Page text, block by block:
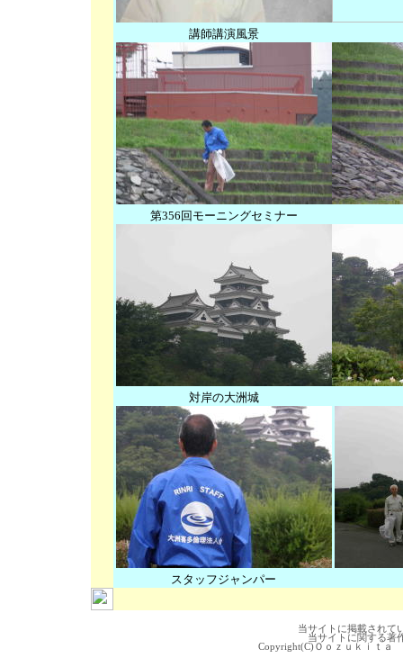
講師講演風景
第356回モーニングセミナー
対岸の大洲城
スタッフジャンパー
当サイトに掲載されて
当サイトに関する著
Copyright(C)Ｏｏｚｕｋｉｔａ